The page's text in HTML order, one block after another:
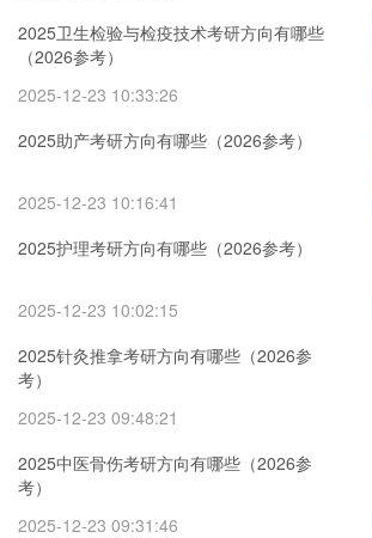
2025卫生检验与检疫技术考研方向有哪些
（2026参考）
2025-12-23 10:33:26
2025助产考研方向有哪些（2026参考）
2025-12-23 10:16:41
2025护理考研方向有哪些（2026参考）
2025-12-23 10:02:15
2025针灸推拿考研方向有哪些（2026参
考）
2025-12-23 09:48:21
2025中医骨伤考研方向有哪些（2026参
考）
2025-12-23 09:31:46